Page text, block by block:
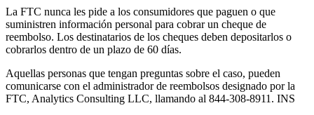
La FTC nunca les pide a los consumidores que paguen o que
suministren información personal para cobrar un cheque de
reembolso. Los destinatarios de los cheques deben depositarlos o
cobrarlos dentro de un plazo de 60 días.
Aquellas personas que tengan preguntas sobre el caso, pueden
comunicarse con el administrador de reembolsos designado por la
FTC, Analytics Consulting LLC, llamando al 844-308-8911. INS